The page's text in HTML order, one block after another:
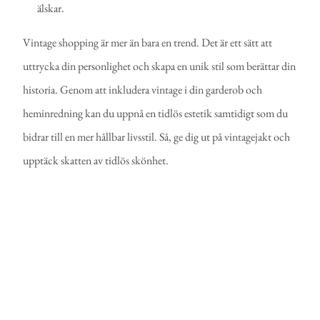
älskar.
Vintage shopping är mer än bara en trend. Det är ett sätt att
uttrycka din personlighet och skapa en unik stil som berättar din
historia. Genom att inkludera vintage i din garderob och
heminredning kan du uppnå en tidlös estetik samtidigt som du
bidrar till en mer hållbar livsstil. Så, ge dig ut på vintagejakt och
upptäck skatten av tidlös skönhet.